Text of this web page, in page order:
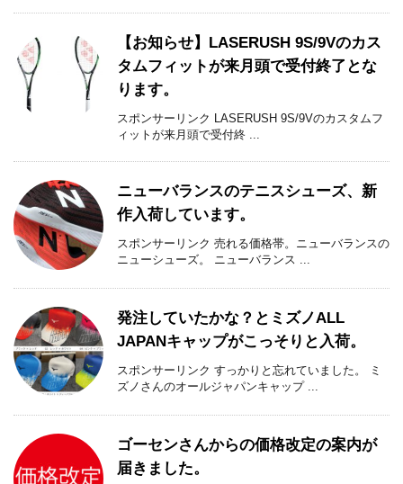
【お知らせ】LASERUSH 9S/9Vのカス
タムフィットが来月頭で受付終了とな
ります。
スポンサーリンク LASERUSH 9S/9Vのカスタムフ
ィットが来月頭で受付終 ...
ニューバランスのテニスシューズ、新
作入荷しています。
スポンサーリンク 売れる価格帯。ニューバランスの
ニューシューズ。 ニューバランス ...
発注していたかな？とミズノALL
JAPANキャップがこっそりと入荷。
スポンサーリンク すっかりと忘れていました。 ミ
ズノさんのオールジャパンキャップ ...
ゴーセンさんからの価格改定の案内が
届きました。